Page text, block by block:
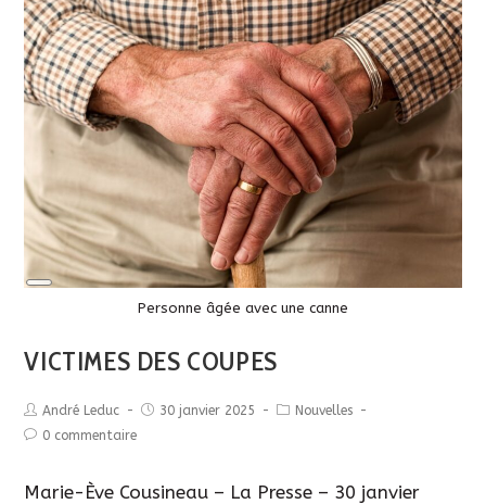
Long
Personne âgée avec une canne
VICTIMES DES COUPES
André Leduc 30 janvier 2025
Nouvelles
0 commentaire
Marie-Ève Cousineau – La Presse – 30 janvier